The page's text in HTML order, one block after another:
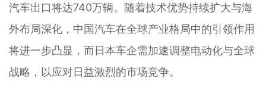
汽车出口将达740万辆。随着技术优势持续扩大与海
外布局深化，中国汽车在全球产业格局中的引领作用
将进一步凸显，而日本车企需加速调整电动化与全球
战略，以应对日益激烈的市场竞争。